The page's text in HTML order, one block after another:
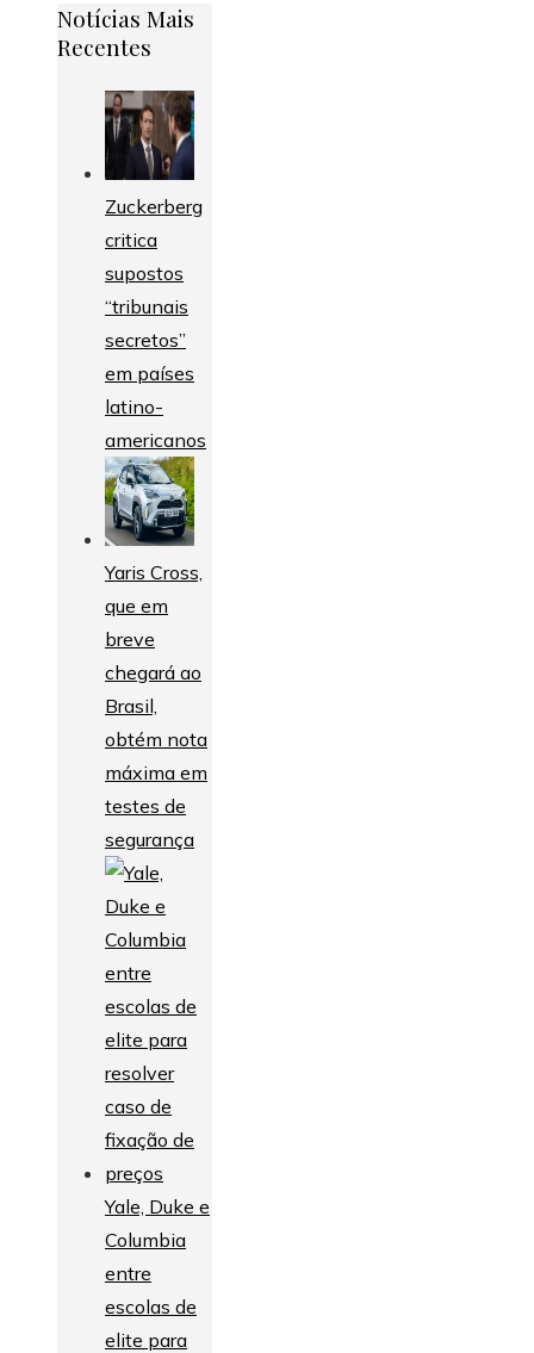
Notícias Mais
Recentes
Zuckerberg
critica
supostos
“tribunais
secretos”
em países
latino-
americanos
Yaris Cross,
que em
breve
chegará ao
Brasil,
obtém nota
máxima em
testes de
segurança
Yale, Duke e
Columbia
entre
escolas de
elite para